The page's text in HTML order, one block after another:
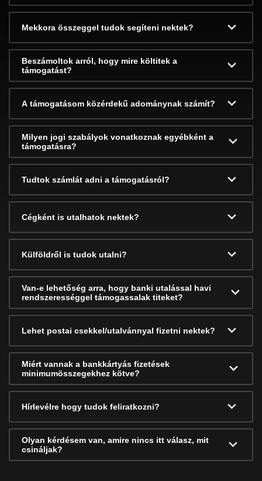
Mekkora összeggel tudok segíteni nektek?
Beszámoltok arról, hogy mire költitek a
támogatást?
A támogatásom közérdekű adománynak számít?
Milyen jogi szabályok vonatkoznak egyébként a
támogatásra?
Tudtok számlát adni a támogatásról?
Cégként is utalhatok nektek?
Külföldről is tudok utalni?
Van-e lehetőség arra, hogy banki utalással havi
rendszerességgel támogassalak titeket?
Lehet postai csekkel/utalvánnyal fizetni nektek?
Miért vannak a bankkártyás fizetések
minimumösszegekhez kötve?
Hírlevélre hogy tudok feliratkozni?
Olyan kérdésem van, amire nincs itt válasz, mit
csináljak?